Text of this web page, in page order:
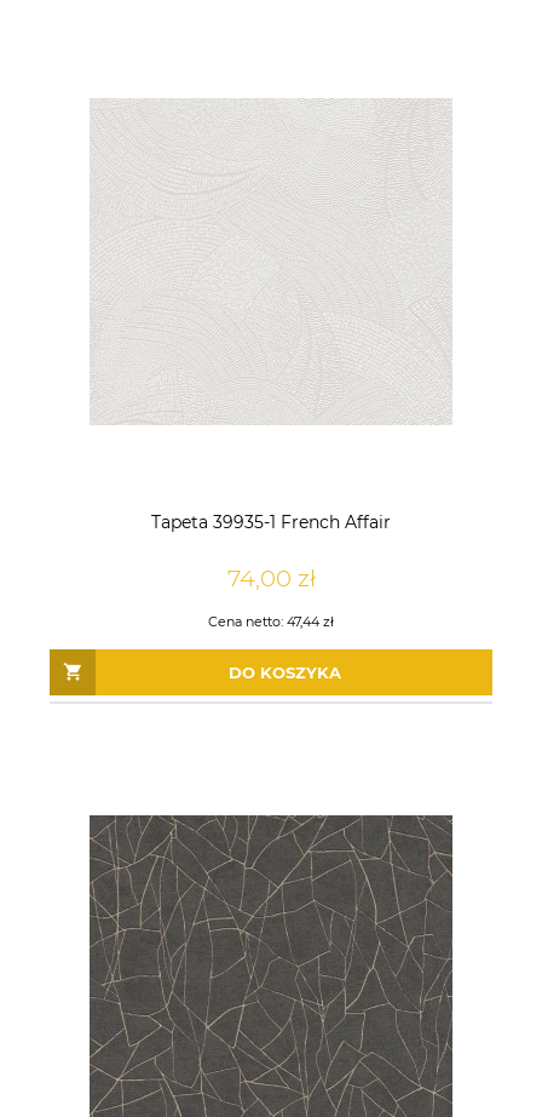
Tapeta 39935-1 French Affair
74,00 zł
Cena netto: 47,44 zł
DO KOSZYKA